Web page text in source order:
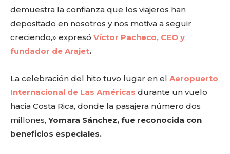
demuestra la confianza que los viajeros han
depositado en nosotros y nos motiva a seguir
creciendo,» expresó Víctor Pacheco, CEO y
fundador de Arajet.
La celebración del hito tuvo lugar en el Aeropuerto
Internacional de Las Américas durante un vuelo
hacia Costa Rica, donde la pasajera número dos
millones, Yomara Sánchez, fue reconocida con
beneficios especiales.